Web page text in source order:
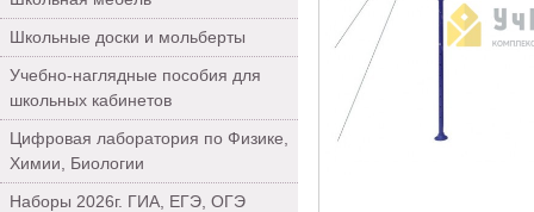
Школьные доски и мольберты
Учебно-наглядные пособия для
школьных кабинетов
Цифровая лаборатория по Физике,
Химии, Биологии
Наборы 2026г. ГИА, ЕГЭ, ОГЭ